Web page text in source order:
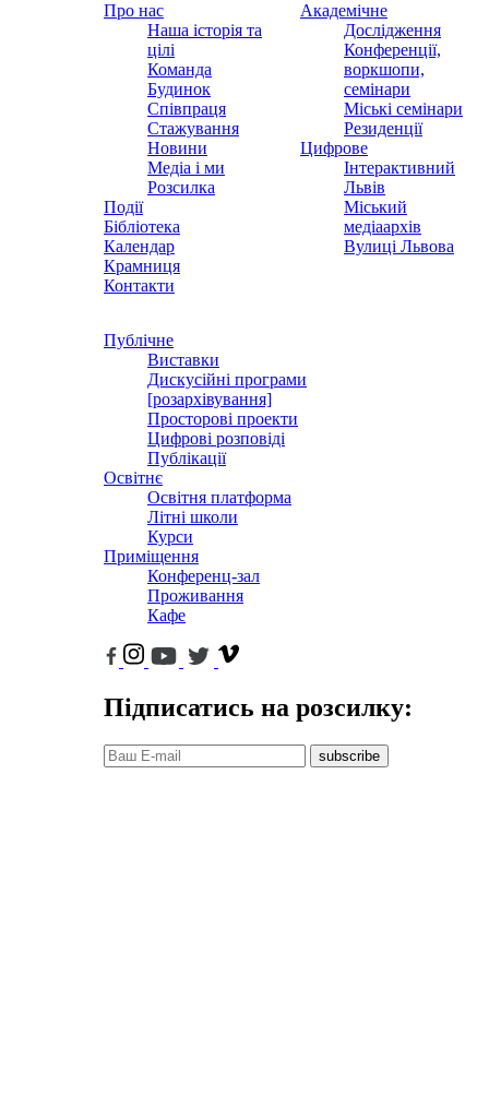
Про нас
Наша історія та
цілі
Команда
Будинок
Співпраця
Стажування
Новини
Медіа і ми
Розсилка
Події
Бібліотека
Календар
Крамниця
Контакти
Академічне
Дослідження
Конференції,
воркшопи,
семінари
Міські семінари
Резиденції
Цифрове
Інтерактивний
Львів
Міський
медіаархів
Вулиці Львова
Публічне
Виставки
Дискусійні програми
[розархівування]
Просторові проекти
Цифрові розповіді
Публікації
Освітнє
Освітня платформа
Літні школи
Курси
Приміщення
Конференц-зал
Проживання
Кафе
Підписатись на розсилку:
subscribe